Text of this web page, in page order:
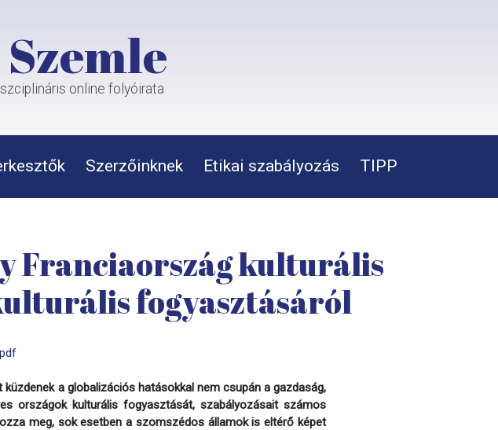
online folyóirata
Szerzőinknek Etikai szabályozás TIPP
Franciaország kulturális
fogyasztásáról
pdf
a globalizációs hatásokkal nem csupán a gazdaság,
országok kulturális fogyasztását, szabályozásait számos
meg, sok esetben a szomszédos államok is eltérő képet